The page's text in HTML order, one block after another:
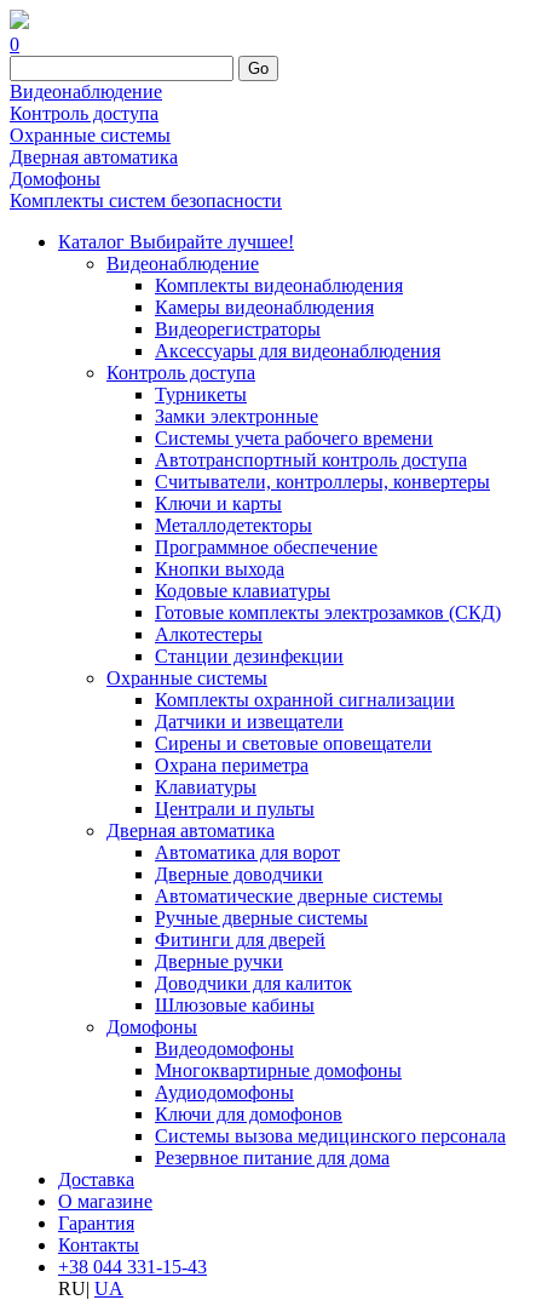
0
Go
Видеонаблюдение
Контроль доступа
Охранные системы
Дверная автоматика
Домофоны
Комплекты систем безопасности
Каталог Выбирайте лучшее!
Видеонаблюдение
Комплекты видеонаблюдения
Камеры видеонаблюдения
Видеорегистраторы
Аксессуары для видеонаблюдения
Контроль доступа
Турникеты
Замки электронные
Системы учета рабочего времени
Автотранспортный контроль доступа
Считыватели, контроллеры, конвертеры
Ключи и карты
Металлодетекторы
Программное обеспечение
Кнопки выхода
Кодовые клавиатуры
Готовые комплекты электрозамков (СКД)
Алкотестеры
Станции дезинфекции
Охранные системы
Комплекты охранной сигнализации
Датчики и извещатели
Сирены и световые оповещатели
Охрана периметра
Клавиатуры
Централи и пульты
Дверная автоматика
Автоматика для ворот
Дверные доводчики
Автоматические дверные системы
Ручные дверные системы
Фитинги для дверей
Дверные ручки
Доводчики для калиток
Шлюзовые кабины
Домофоны
Видеодомофоны
Многоквартирные домофоны
Аудиодомофоны
Ключи для домофонов
Системы вызова медицинского персонала
Резервное питание для дома
Доставка
О магазине
Гарантия
Контакты
+38 044 331-15-43
RU| UA